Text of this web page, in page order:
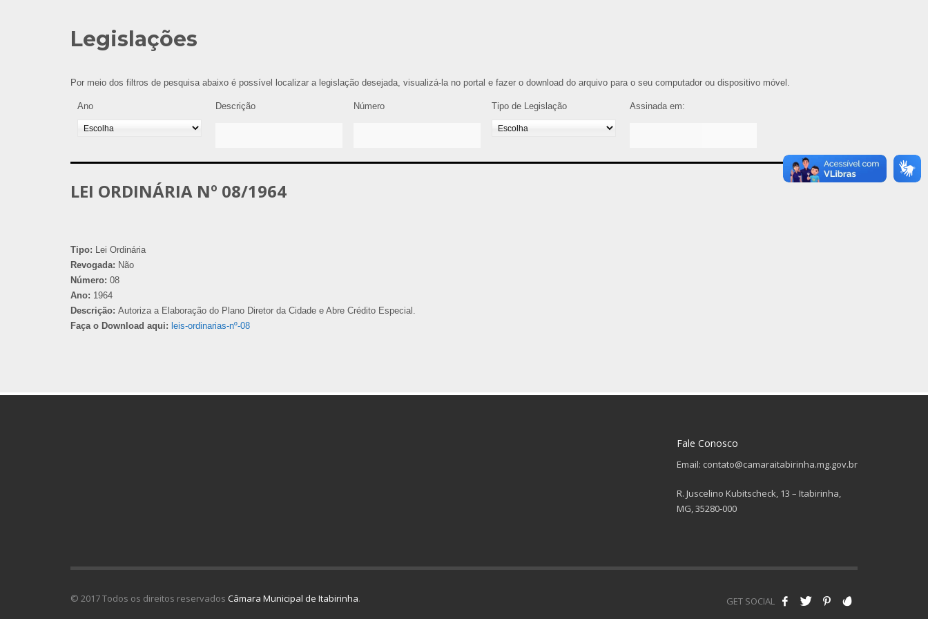
Legislações
Por meio dos filtros de pesquisa abaixo é possível localizar a legislação desejada, visualizá-la no portal e fazer o download do arquivo para o seu computador ou dispositivo móvel.
Ano Descrição Número Tipo de Legislação Assinada em:
LEI ORDINÁRIA Nº 08/1964
Tipo: Lei Ordinária
Revogada: Não
Número: 08
Ano: 1964
Descrição: Autoriza a Elaboração do Plano Diretor da Cidade e Abre Crédito Especial.
Faça o Download aqui: leis-ordinarias-nº-08
Fale Conosco
Email: contato@camaraitabirinha.mg.gov.br
R. Juscelino Kubitscheck, 13 – Itabirinha,
MG, 35280-000
GET SOCIAL
© 2017 Todos os direitos reservados Câmara Municipal de Itabirinha.